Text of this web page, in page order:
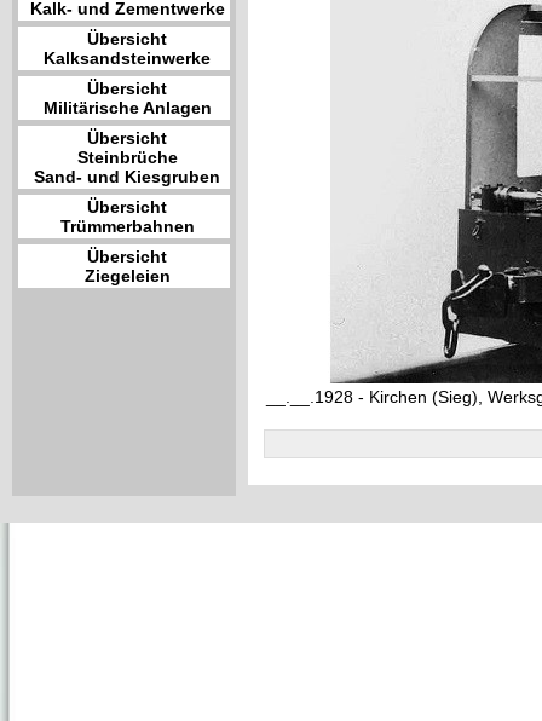
Kalk- und Zementwerke
Übersicht
Kalksandsteinwerke
Übersicht
Militärische Anlagen
Übersicht
Steinbrüche
Sand- und Kiesgruben
Übersicht
Trümmerbahnen
Übersicht
Ziegeleien
__.__.1928 - Kirchen (Sieg),